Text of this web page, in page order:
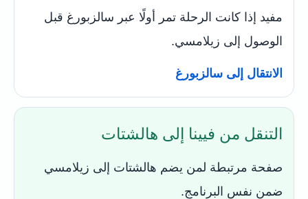
مفيد إذا كانت الرحلة تمر أولًا عبر سالزبورغ قبل
الوصول إلى زيلامسي.
الانتقال إلى سالزبورغ
التنقل من فيينا إلى هالشتات
صفحة مرتبطة لمن يضم هالشتات إلى زيلامسي
ضمن نفس البرنامج.